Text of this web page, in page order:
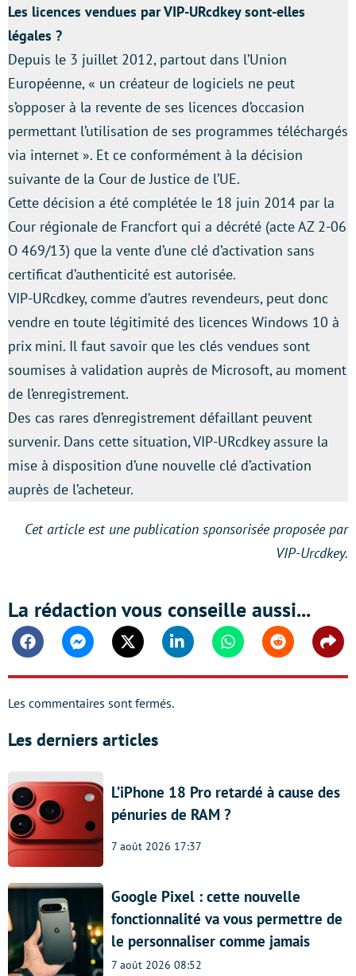
Les licences vendues par VIP-URcdkey sont-elles
légales ?
Depuis le 3 juillet 2012, partout dans l’Union
Européenne, « un créateur de logiciels ne peut
s’opposer à la revente de ses licences d’occasion
permettant l’utilisation de ses programmes téléchargés
via internet ». Et ce conformément à la décision
suivante de la Cour de Justice de l’UE.
Cette décision a été complétée le 18 juin 2014 par la
Cour régionale de Francfort qui a décrété (acte AZ 2-06
O 469/13) que la vente d’une clé d’activation sans
certificat d’authenticité est autorisée.
VIP-URcdkey, comme d’autres revendeurs, peut donc
vendre en toute légitimité des licences Windows 10 à
prix mini. Il faut savoir que les clés vendues sont
soumises à validation auprès de Microsoft, au moment
de l’enregistrement.
Des cas rares d’enregistrement défaillant peuvent
survenir. Dans cette situation, VIP-URcdkey assure la
mise à disposition d’une nouvelle clé d’activation
auprès de l’acheteur.
Cet article est une publication sponsorisée proposée par
VIP-Urcdkey.
La rédaction vous conseille aussi...
FacebookMessengerTwitter Linkedin WhatsappReddit
Les commentaires sont fermés.
Les derniers articles
L’iPhone 18 Pro retardé à cause des
pénuries de RAM ?
7 août 2026 17:37
Google Pixel : cette nouvelle
fonctionnalité va vous permettre de
le personnaliser comme jamais
7 août 2026 08:52